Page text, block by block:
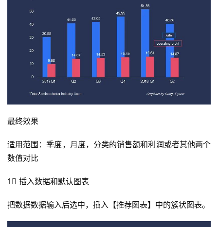
最终效果
适用范围：季度，月度，分类的销售额和利润或者其他两个
数值对比
1⃣️ 插入数据和默认图表
把数据数据输入后选中，插入【推荐图表】中的簇状图表。